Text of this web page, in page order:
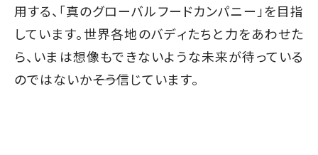
用する、「真のグローバルフードカンパニー」を目指
しています。世界各地のバディたちと力をあわせた
ら、いまは想像もできないような未来が待っている
のではないか――そう信じています。